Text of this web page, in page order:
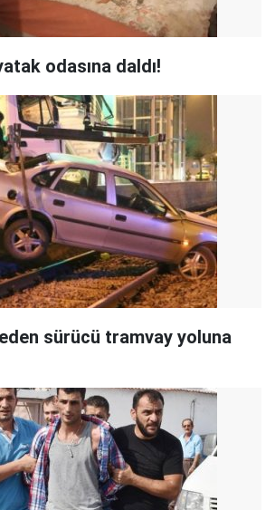
odasına daldı!
sürücü tramvay yoluna